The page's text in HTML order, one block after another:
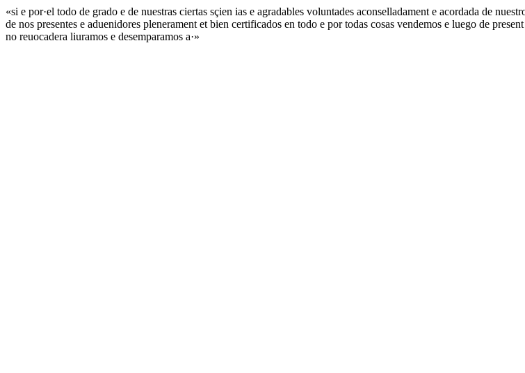
«si e por·el todo de grado e de nuestras ciertas sçien ias e agradables voluntades aconselladament e acordada de
de nos presentes e aduenidores plenerament et bien certificados en todo e por todas cosas vendemos e luego de
no reuocadera liuramos e desemparamos a·»